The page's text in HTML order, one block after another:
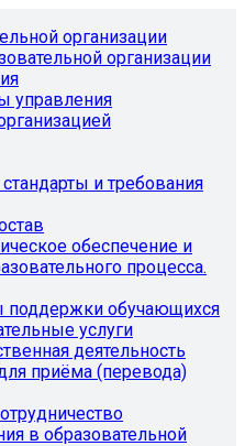
организации
организации
управления
и требования
обеспечение и
процесса.
поддержки обучающихся
услуги
деятельность
приёма (перевода)
в образовательной